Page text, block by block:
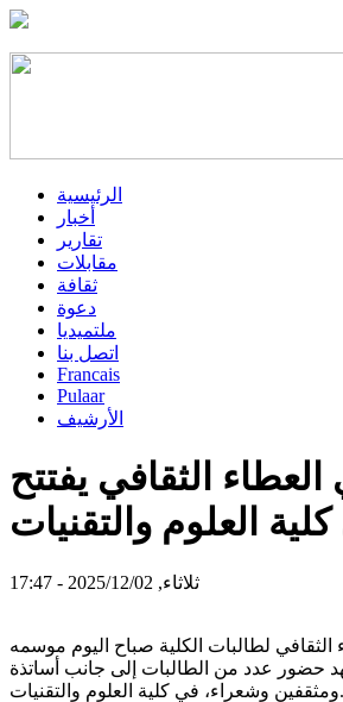
الرئيسية
أخبار
تقارير
مقابلات
ثقافة
دعوة
ملتميديا
اتصل بنا
Francais
Pulaar
الأرشيف
العطاء الثقافي يفتتح
العلوم والتقنيات
ثلاثاء, 2025/12/02 - 17:47
الثقافي لطالبات الكلية صباح اليوم موسمه
حضور عدد من الطالبات إلى جانب أساتذة
ومثقفين وشعراء، في كلية العلوم والتقنيات.